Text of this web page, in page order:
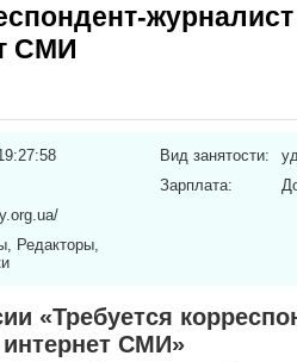
СМИ
Редакторы,
Вид занятости:
Зарплата:
«Требуется
СМИ»